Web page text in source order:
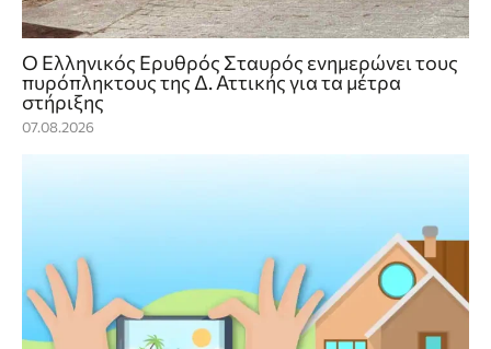
Ο Ελληνικός Ερυθρός Σταυρός ενημερώνει τους
πυρόπληκτους της Δ. Αττικής για τα μέτρα
στήριξης
07.08.2026